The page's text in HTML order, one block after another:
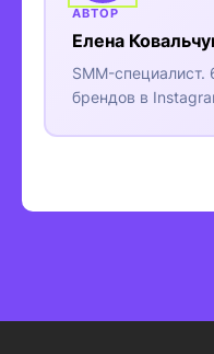
Елена
SMM-специалист.
брендов в